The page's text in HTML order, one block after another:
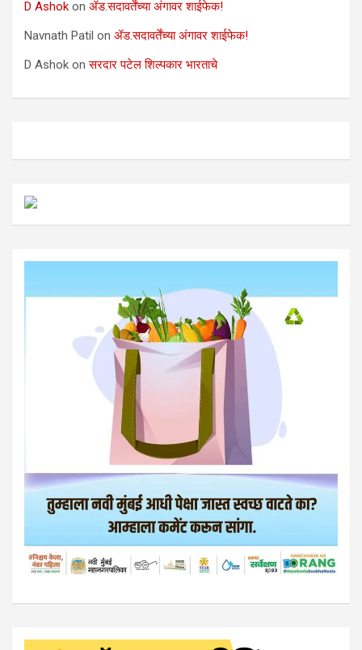
D Ashok on ॲड.सदावर्तेंच्या अंगावर शाईफेक!
Navnath Patil on ॲड.सदावर्तेंच्या अंगावर शाईफेक!
D Ashok onसरदार पटेल शिल्पकार भारताचे